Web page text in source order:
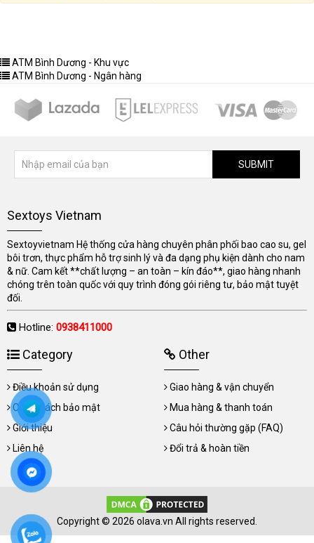
ATM Bình Dương - Khu vực
ATM Bình Dương - Ngân hàng
SUBMIT
Sextoys Vietnam
Sextoyvietnam Hệ thống cửa hàng chuyên phân phối bao cao su, gel
bôi trơn, thực phẩm hỗ trợ sinh lý và đa dạng phụ kiện dành cho nam
& nữ. Cam kết **chất lượng – an toàn – kín đáo**, giao hàng nhanh
chóng trên toàn quốc với quy trình đóng gói riêng tư, bảo mật tuyệt
đối.
Hotline: 0938411000
Category
Điều khoản sử dụng
Chính sách bảo mật
Giới thiệu
Liên hệ
Other
Giao hàng & vận chuyển
Mua hàng & thanh toán
Câu hỏi thường gặp (FAQ)
Đổi trả & hoàn tiền
Copyright © 2026 olava.vn All rights reserved.